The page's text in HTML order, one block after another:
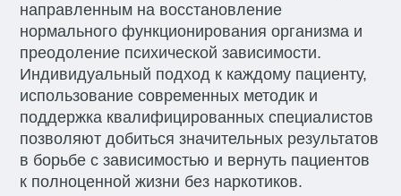
направленным на восстановление
нормального функционирования организма и
преодоление психической зависимости.
Индивидуальный подход к каждому пациенту,
использование современных методик и
поддержка квалифицированных специалистов
позволяют добиться значительных результатов
в борьбе с зависимостью и вернуть пациентов
к полноценной жизни без наркотиков.